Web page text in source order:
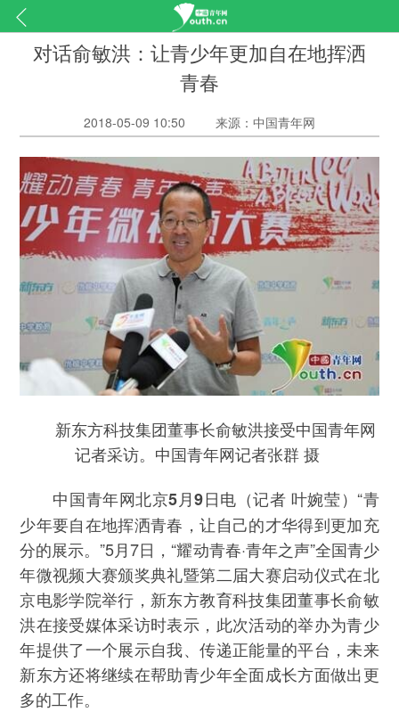
对话俞敏洪：让青少年更加自在地挥洒
青春
2018-05-09 10:50 来源：中国青年网
新东方科技集团董事长俞敏洪接受中国青年网
记者采访。中国青年网记者张群 摄
中国青年网北京5月9日电 （记者 叶婉莹）“青
少年要自在地挥洒青春，让自己的才华得到更加充
分的展示。”5月7日，“耀动青春·青年之声”全国青少
年微视频大赛颁奖典礼暨第二届大赛启动仪式在北
京电影学院举行，新东方教育科技集团董事长俞敏
洪在接受媒体采访时表示，此次活动的举办为青少
年提供了一个展示自我、传递正能量的平台，未来
新东方还将继续在帮助青少年全面成长方面做出更
多的工作。